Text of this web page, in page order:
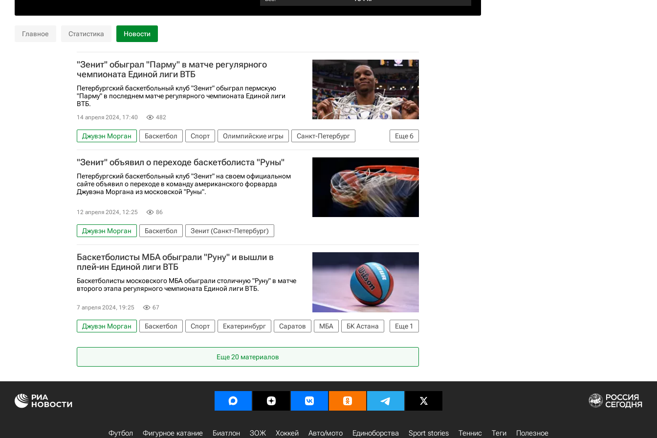
Главное Статистика Новости
"Зенит" обыграл "Парму" в матче регулярного
чемпионата Единой лиги ВТБ
Петербургский баскетбольный клуб "Зенит" обыграл пермскую
"Парму" в последнем матче регулярного чемпионата Единой лиги
ВТБ.
14 апреля 2024, 17:40 482
Еще6
Джувэн Морган Баскетбол Спорт Олимпийские игры
Санкт-Петербург
Москва
Би Джей Джонсон Парма Зенит
БК Астана
Кубок России по баскетболу
"Зенит" объявил о переходе баскетболиста "Руны"
Петербургский баскетбольный клуб "Зенит" на своем официальном
сайте объявил о переходе в команду американского форварда
Джувэна Моргана из московской "Руны".
12 апреля 2024, 12:25 86
Джувэн Морган Баскетбол Зенит (Санкт-Петербург)
Баскетболисты МБА обыграли "Руну" и вышли в
плей-ин Единой лиги ВТБ
Баскетболисты московского МБА обыграли столичную "Руну" в матче
второго этапа регулярного чемпионата Единой лиги ВТБ.
7 апреля 2024, 19:25 67
Еще 1
Джувэн Морган Баскетбол Спорт Екатеринбург Саратов МБА
БК Астана
Еще 20 материалов
Футбол Фигурное катание Биатлон ЗОЖ Хоккей Авто/мото Единоборства Sport stories Теннис Теги Полезное